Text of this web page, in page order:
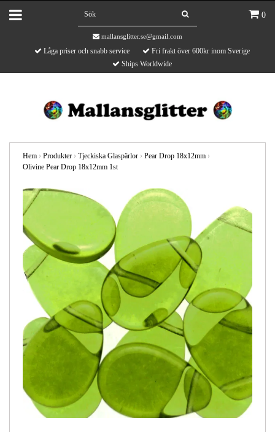
0
mallansglitter.se@gmail.com
Låga priser och snabb service
Fri frakt över 600kr inom Sverige
Ships Worldwide
Hem › Produkter › Tjeckiska Glaspärlor › Pear Drop 18x12mm ›
Olivine Pear Drop 18x12mm 1st